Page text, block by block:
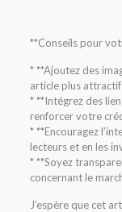
**Conseils pour
* **Ajoutez des
article plus
* **Intégrez des
renforcer votre
* **Encouragez
lecteurs et en les
* **Soyez
concernant le
J’espère que cet